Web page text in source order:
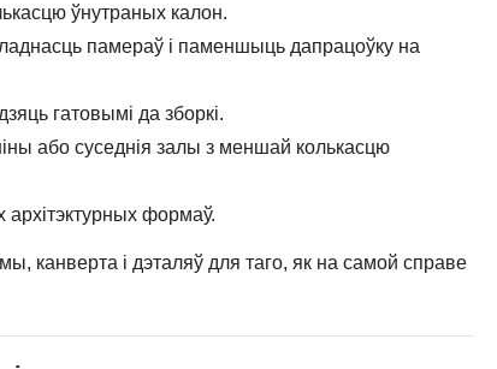
ўнутраных калон.
памераў і паменшыць дапрацоўку на
гатовымі да зборкі.
або суседнія залы з меншай колькасцю
формаў.
канверта і дэталяў для таго, як на самой справе